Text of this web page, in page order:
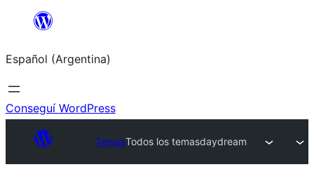
Saltar
contenido
Español (Argentina)
Conseguí WordPress
TemasTodos los temasdaydream